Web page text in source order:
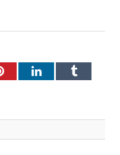
PinterestLinkedInTumblr